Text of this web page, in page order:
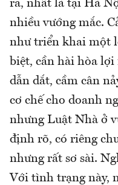
ra, nhất là tại Hà
nhiều vướng mắc.
như triển khai một
biệt, cần hài hòa
dẫn dắt, cầm cân
cơ chế cho doanh
nhưng Luật Nhà ở
định rõ, có riêng
nhưng rất sơ sài.
Với tình trạng này,